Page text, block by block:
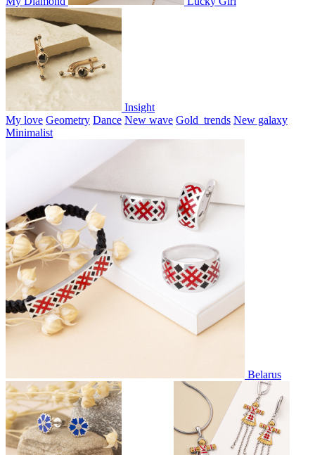
Insight
My love Geometry Dance New wave Gold_trends New galaxy
Minimalist
Belarus